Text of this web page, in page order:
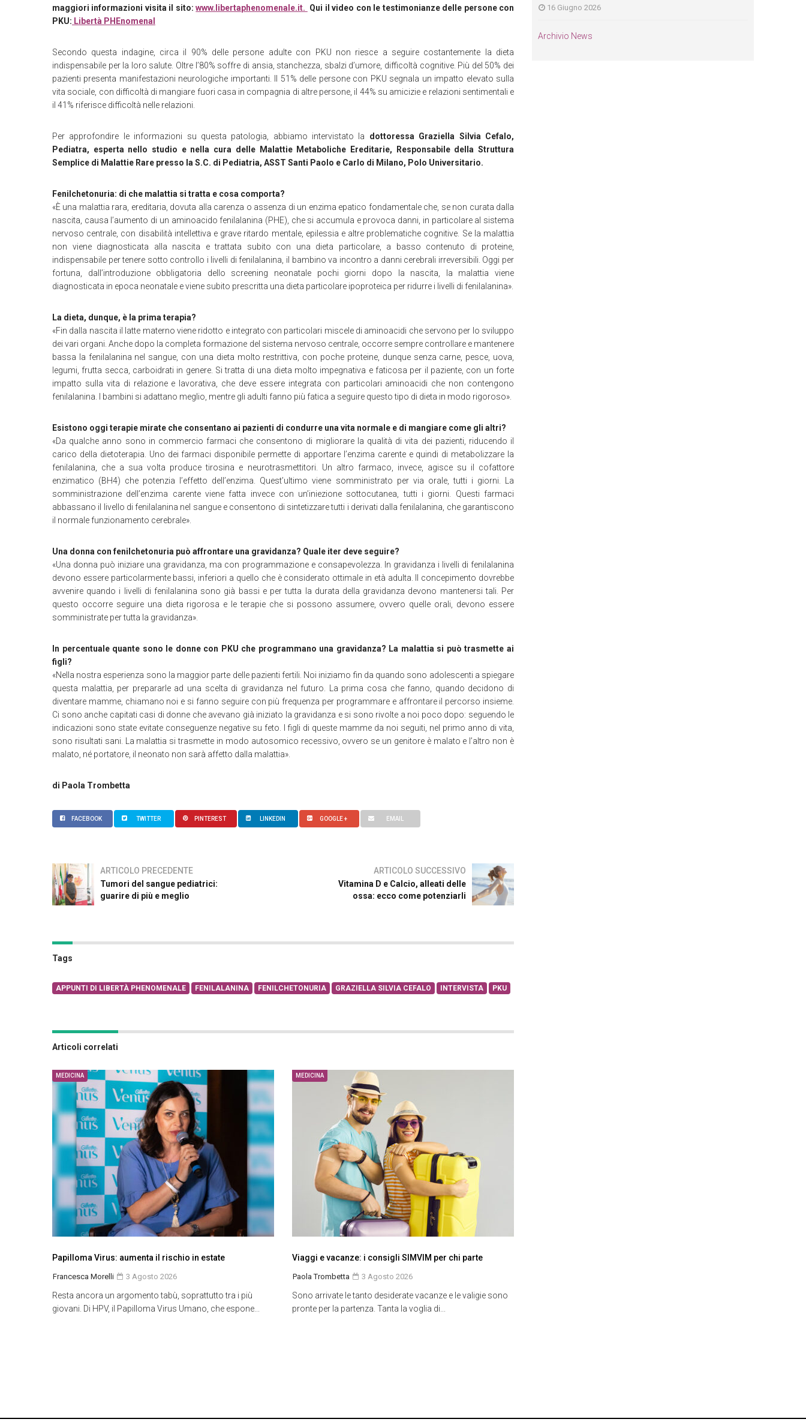
maggiori informazioni visita il sito:www.libertaphenomenale.it. Qui il video con le testimonianze delle persone con
PKU: Libertà PHEnomenal
Secondo questa indagine, circa il 90% delle persone adulte con PKU non riesce a seguire costantemente la dieta
indispensabile per la loro salute. Oltre l’80% soffre di ansia, stanchezza, sbalzi d’umore, difficoltà cognitive. Più del 50% dei
pazienti presenta manifestazioni neurologiche importanti. Il 51% delle persone con PKU segnala un impatto elevato sulla
vita sociale, con difficoltà di mangiare fuori casa in compagnia di altre persone, il 44% su amicizie e relazioni sentimentali e
il 41% riferisce difficoltà nelle relazioni.
Per approfondire le informazioni su questa patologia, abbiamo intervistato la dottoressa Graziella Silvia Cefalo,
Pediatra, esperta nello studio e nella cura delle Malattie Metaboliche Ereditarie, Responsabile della Struttura
Semplice di Malattie Rare presso la S.C. di Pediatria, ASST Santi Paolo e Carlo di Milano, Polo Universitario.
Fenilchetonuria: di che malattia si tratta e cosa comporta?
«È una malattia rara, ereditaria, dovuta alla carenza o assenza di un enzima epatico fondamentale che, se non curata dalla
nascita, causa l’aumento di un aminoacido fenilalanina (PHE), che si accumula e provoca danni, in particolare al sistema
nervoso centrale, con disabilità intellettiva e grave ritardo mentale, epilessia e altre problematiche cognitive. Se la malattia
non viene diagnosticata alla nascita e trattata subito con una dieta particolare, a basso contenuto di proteine,
indispensabile per tenere sotto controllo i livelli di fenilalanina, il bambino va incontro a danni cerebrali irreversibili. Oggi per
fortuna, dall’introduzione obbligatoria dello screening neonatale pochi giorni dopo la nascita, la malattia viene
diagnosticata in epoca neonatale e viene subito prescritta una dieta particolare ipoproteica per ridurre i livelli di fenilalanina».
La dieta, dunque, è la prima terapia?
«Fin dalla nascita il latte materno viene ridotto e integrato con particolari miscele di aminoacidi che servono per lo sviluppo
dei vari organi. Anche dopo la completa formazione del sistema nervoso centrale, occorre sempre controllare e mantenere
bassa la fenilalanina nel sangue, con una dieta molto restrittiva, con poche proteine, dunque senza carne, pesce, uova,
legumi, frutta secca, carboidrati in genere. Si tratta di una dieta molto impegnativa e faticosa per il paziente, con un forte
impatto sulla vita di relazione e lavorativa, che deve essere integrata con particolari aminoacidi che non contengono
fenilalanina. I bambini si adattano meglio, mentre gli adulti fanno più fatica a seguire questo tipo di dieta in modo rigoroso».
Esistono oggi terapie mirate che consentano ai pazienti di condurre una vita normale e di mangiare come gli altri?
«Da qualche anno sono in commercio farmaci che consentono di migliorare la qualità di vita dei pazienti, riducendo il
carico della dietoterapia. Uno dei farmaci disponibile permette di apportare l’enzima carente e quindi di metabolizzare la
fenilalanina, che a sua volta produce tirosina e neurotrasmettitori. Un altro farmaco, invece, agisce su il cofattore
enzimatico (BH4) che potenzia l’effetto dell’enzima. Quest’ultimo viene somministrato per via orale, tutti i giorni. La
somministrazione dell’enzima carente viene fatta invece con un’iniezione sottocutanea, tutti i giorni. Questi farmaci
abbassano il livello di fenilalanina nel sangue e consentono di sintetizzare tutti i derivati dalla fenilalanina, che garantiscono
il normale funzionamento cerebrale».
Una donna con fenilchetonuria può affrontare una gravidanza? Quale iter deve seguire?
«Una donna può iniziare una gravidanza, ma con programmazione e consapevolezza. In gravidanza i livelli di fenilalanina
devono essere particolarmente bassi, inferiori a quello che è considerato ottimale in età adulta. Il concepimento dovrebbe
avvenire quando i livelli di fenilalanina sono già bassi e per tutta la durata della gravidanza devono mantenersi tali. Per
questo occorre seguire una dieta rigorosa e le terapie che si possono assumere, ovvero quelle orali, devono essere
somministrate per tutta la gravidanza».
In percentuale quante sono le donne con PKU che programmano una gravidanza? La malattia si può trasmette ai
figli?
«Nella nostra esperienza sono la maggior parte delle pazienti fertili. Noi iniziamo fin da quando sono adolescenti a spiegare
questa malattia, per prepararle ad una scelta di gravidanza nel futuro. La prima cosa che fanno, quando decidono di
diventare mamme, chiamano noi e si fanno seguire con più frequenza per programmare e affrontare il percorso insieme.
Ci sono anche capitati casi di donne che avevano già iniziato la gravidanza e si sono rivolte a noi poco dopo: seguendo le
indicazioni sono state evitate conseguenze negative su feto. I figli di queste mamme da noi seguiti, nel primo anno di vita,
sono risultati sani. La malattia si trasmette in modo autosomico recessivo, ovvero se un genitore è malato e l’altro non è
malato, né portatore, il neonato non sarà affetto dalla malattia».
di Paola Trombetta
FACEBOOK TWITTER PINTEREST LINKEDIN GOOGLE + EMAIL
ARTICOLO PRECEDENTE
Tumori del sangue pediatrici:
guarire di più e meglio
ARTICOLO SUCCESSIVO
Vitamina D e Calcio, alleati delle
ossa: ecco come potenziarli
Tags
APPUNTI DI LIBERTÀ PHENOMENALE FENILALANINA FENILCHETONURIA GRAZIELLA SILVIA CEFALO INTERVISTA PKU
Articoli correlati
MEDICINA
Papilloma Virus: aumenta il rischio in estate
Francesca Morelli 3 Agosto 2026
Resta ancora un argomento tabù, soprattutto tra i più
giovani. Di HPV, il Papilloma Virus Umano, che espone...
MEDICINA
Viaggi e vacanze: i consigli SIMVIM per chi parte
Paola Trombetta 3 Agosto 2026
Sono arrivate le tanto desiderate vacanze e le valigie sono
pronte per la partenza. Tanta la voglia di...
16 Giugno 2026
Archivio News